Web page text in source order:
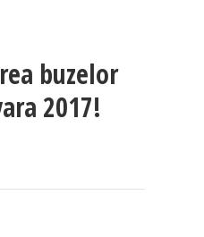
buzelor
2017!